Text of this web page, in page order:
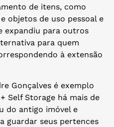
de itens, como
objetos de uso pessoal e
expandiu para outros
para quem
à extensão
Gonçalves é exemplo
Self Storage há mais de
do antigo imóvel e
guardar seus pertences